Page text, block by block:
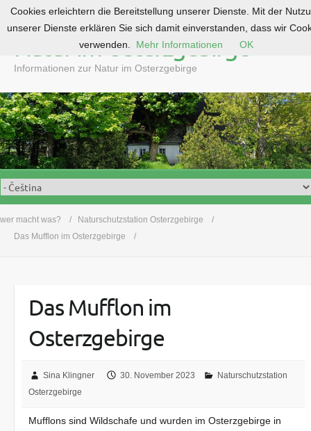
o
c
o
n
t
e
n
Natur im Osterzgebirge
Informationen zur Natur im Osterzgebirge
wer macht was?
Naturschutzstation Osterzgebirge
Das Mufflon im Osterzgebirge
Das Mufflon im
Osterzgebirge
Sina Klingner 30. November 2023
Naturschutzstation
Osterzgebirge
Mufflons sind Wildschafe und wurden im Osterzgebirge in
Cookies erleichtern die Bereitstellung unserer Dienste. Mit der
unserer Dienste erklären Sie sich damit einverstanden, dass wir
verwenden.
Mehr Informationen OK